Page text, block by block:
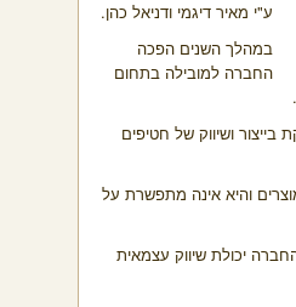
ע"י מאיר דיגמי ודניאל כהן.
במהלך השנים הפכה
החברה למובילה בתחום
ושיווק של חטיפים
והיא אינה מתפשרת על
יכולת שיווק עצמאית